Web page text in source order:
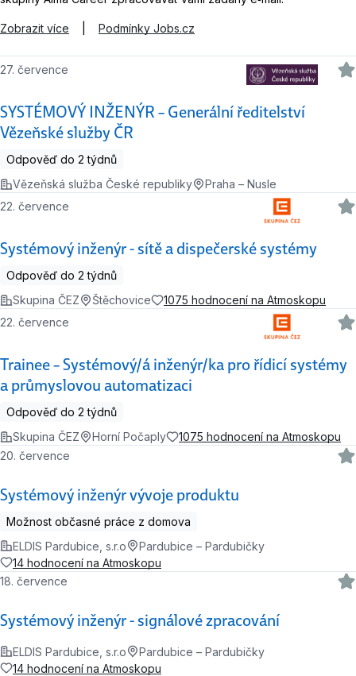
Zobrazit více Podmínky Jobs.cz
SYSTÉMOVÝ INŽENÝR – Generální ředitelství
Vězeňské služby ČR
27. července
Odpověď do 2 týdnů
Vězeňská služba České republiky
Praha – Nusle
Systémový inženýr - sítě a dispečerské systémy
22. července
Odpověď do 2 týdnů
Skupina ČEZ
Štěchovice 1075 hodnocení na Atmoskopu
Trainee – Systémový/á inženýr/ka pro řídicí systémy
a průmyslovou automatizaci
22. července
Odpověď do 2 týdnů
Skupina ČEZ
Horní Počaply 1075 hodnocení na Atmoskopu
Systémový inženýr vývoje produktu
20. července
Možnost občasné práce z domova
ELDIS Pardubice, s.r.o
Pardubice – Pardubičky
14 hodnocení na Atmoskopu
Systémový inženýr - signálové zpracování
18. července
ELDIS Pardubice, s.r.o
Pardubice – Pardubičky
14 hodnocení na Atmoskopu